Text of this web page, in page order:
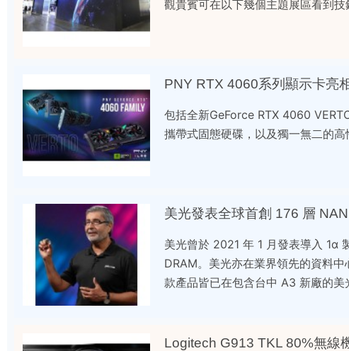
觀貴賓可在以下幾個主題展區看到
PNY RTX 4060系列顯示卡亮
包括全新GeForce RTX 4060
攜帶式固態硬碟，以及獨一無二的
美光發表全球首創 176 層
美光曾於 2021 年 1 月發表導入 1α
DRAM。美光亦在業界領先的資料
款產品皆已在包含台中 A3 新廠的美
Logitech G913 TKL 80%無線